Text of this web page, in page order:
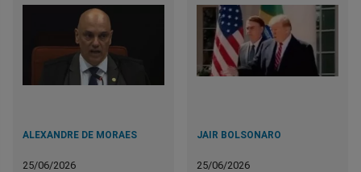
ALEXANDRE DE MORAES
25/06/2026
JAIR BOLSONARO
25/06/2026